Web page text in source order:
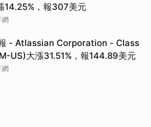
14.25%，報307美元
網
- Atlassian Corporation - Class
US)大漲31.51%，報144.89美元
網